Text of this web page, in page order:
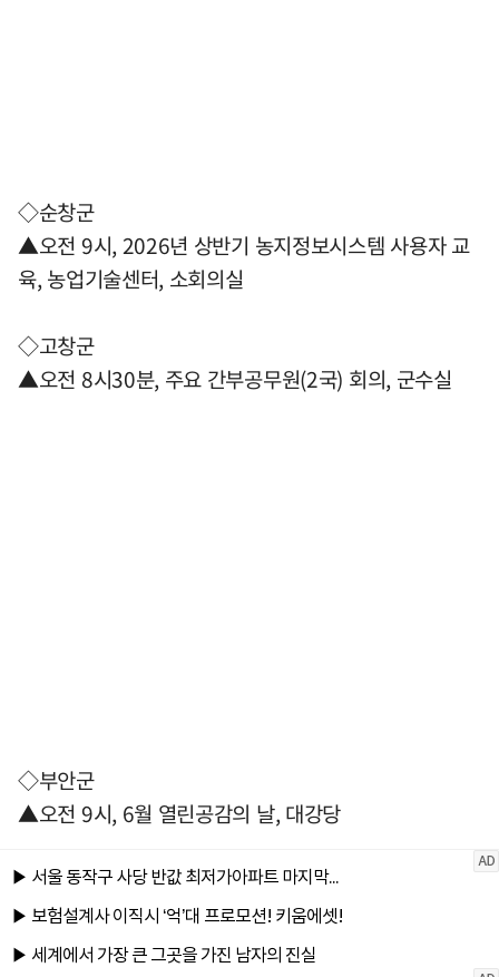
◇순창군
▲오전 9시, 2026년 상반기 농지정보시스템 사용자 교
육, 농업기술센터, 소회의실
◇고창군
▲오전 8시30분, 주요 간부공무원(2국) 회의, 군수실
◇부안군
▲오전 9시, 6월 열린공감의 날, 대강당